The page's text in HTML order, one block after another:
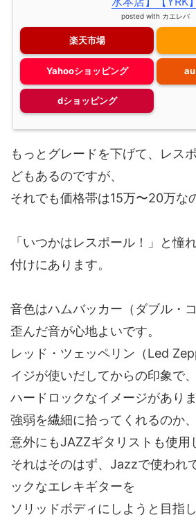
posted with カエレバ
楽天市場
Yahooショッピング au
dショッピング
もっとグレードを下げて、レス
どもあるのですが、
それでも価格帯は15万〜20万な
「いつかはレスポール！」と憧
付けにあります。
音色はハムバッカー（ダブル・
歪んだ音が心地よいです。
レッド・ツェッペリン（Led
イジが使いだしてからの印象で、
ハードロックなイメージがありま
強弱を繊細に拾ってくれるのか、
意外にもJAZZギタリストも使用
それはそのはず、Jazzで使われ
ックなエレキギターを
ソリッドボディにしようと目指